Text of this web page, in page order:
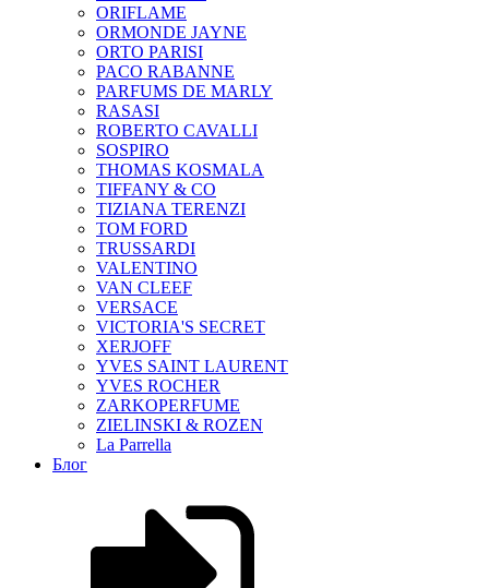
ORIFLAME
ORMONDE JAYNE
ORTO PARISI
PACO RABANNE
PARFUMS DE MARLY
RASASI
ROBERTO CAVALLI
SOSPIRO
THOMAS KOSMALA
TIFFANY & CO
TIZIANA TERENZI
TOM FORD
TRUSSARDI
VALENTINO
VAN CLEEF
VERSACE
VICTORIA'S SECRET
XERJOFF
YVES SAINT LAURENT
YVES ROCHER
ZARKOPERFUME
ZIELINSKI & ROZEN
La Parrella
Блог